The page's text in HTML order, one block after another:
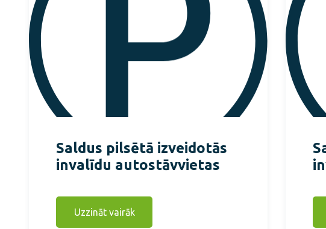
Saldus pilsētā izveidotās
invalīdu autostāvvietas
Uzzināt vairāk